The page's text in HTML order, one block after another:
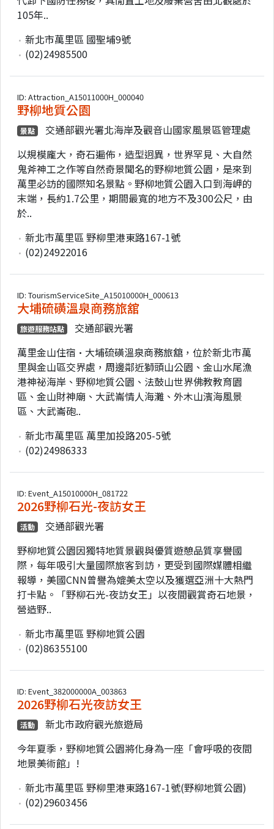
105年..
新北市萬里區 國聖埔9號
(02)24985500
ID: Attraction_A15011000H_000040
野柳地質公園
景點
交通部觀光署北海岸及觀音山國家風景區管理處
以規模龐大，奇石遍佈，造型迥異，世界罕見、大自然
鬼斧神工之作等自然奇景聞名的野柳地質公園，是來到
萬里必訪的國際知名景點。野柳地質公園入口到海岬的
末端，長約1.7公里，期間最寬的地方不及300公尺，由
於..
新北市萬里區 野柳里港東路167-1號
(02)24922016
ID: TourismServiceSite_A15010000H_000613
大埔硫磺溫泉商務旅舘
旅遊服務站點
交通部觀光署
萬里金山住宿•大埔硫磺溫泉商務旅舘，位於新北市萬
里與金山區交界處，周邊鄰近獅頭山公園、金山水尾漁
港神祕海岸、野柳地質公園、法鼓山世界佛教教育園
區、金山財神廟、大武崙情人海灘、外木山濱海風景
區、大武崙砲..
新北市萬里區 萬里加投路205-5號
(02)24986333
ID: Event_A15010000H_081722
2026野柳石光-夜訪女王
活動
交通部觀光署
野柳地質公園因獨特地質景觀與優質遊憩品質享譽國
際，每年吸引大量國際旅客到訪，更受到國際媒體相繼
報導，美國CNN曾譽為媲美太空以及獲選亞洲十大熱門
打卡點。「野柳石光-夜訪女王」以夜間觀賞奇石地景，
營造野..
新北市萬里區 野柳地質公園
(02)86355100
ID: Event_382000000A_003863
2026野柳石光夜訪女王
活動
新北市政府觀光旅遊局
今年夏季，野柳地質公園將化身為一座「會呼吸的夜間
地景美術館」!
新北市萬里區 野柳里港東路167-1號(野柳地質公園)
(02)29603456